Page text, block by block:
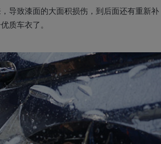
导致漆面的大面积损伤，到后面还有重新补
质车衣了。